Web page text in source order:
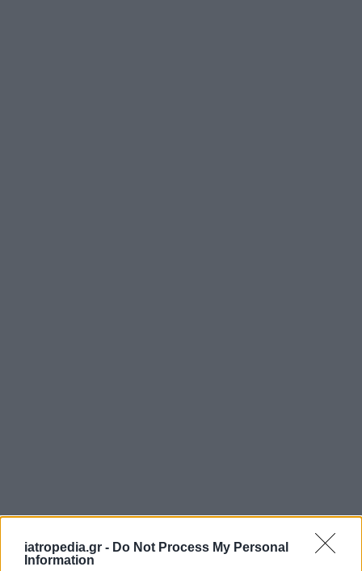
iatropedia.gr - Do Not Process My Personal
Information